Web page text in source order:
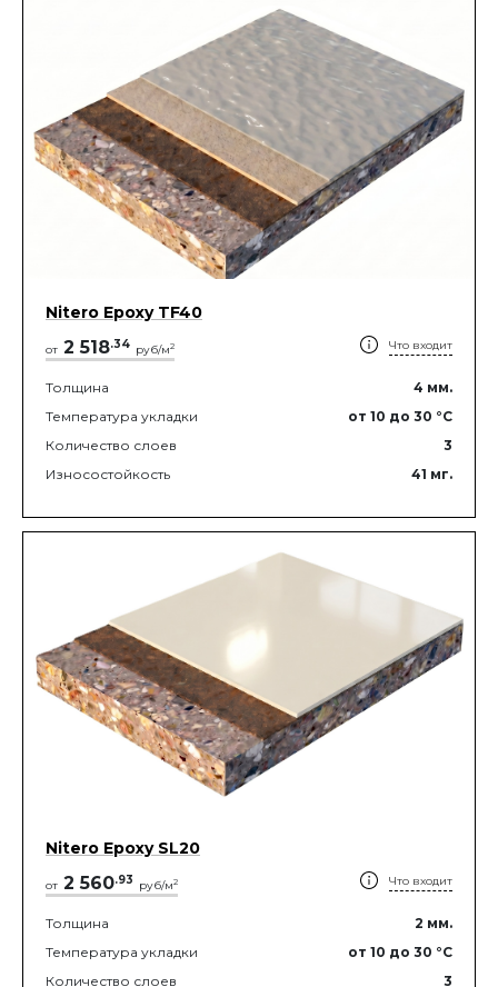
Nitero Epoxy TF40
от 2 518.34 руб/м2 Что входит
Толщина 4 мм.
Температура укладки
от 10 до 30 °C
Количество слоев
3
Износостойкость
41 мг.
Nitero Epoxy SL20
от 2 560.93 руб/м2 Что входит
Толщина 2 мм.
Температура укладки
от 10 до 30 °C
Количество слоев
3